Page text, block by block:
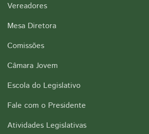
Vereadores
Mesa Diretora
Comissões
Câmara Jovem
Escola do Legislativo
Fale com o Presidente
Atividades Legislativas